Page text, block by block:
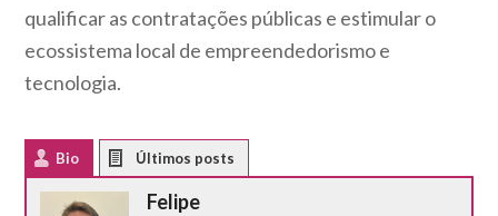
qualificar as contratações públicas e estimular o
ecossistema local de empreendedorismo e
tecnologia.
Bio
Felipe